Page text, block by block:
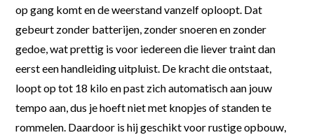
op gang komt en de weerstand vanzelf oploopt. Dat
gebeurt zonder batterijen, zonder snoeren en zonder
gedoe, wat prettig is voor iedereen die liever traint dan
eerst een handleiding uitpluist. De kracht die ontstaat,
loopt op tot 18 kilo en past zich automatisch aan jouw
tempo aan, dus je hoeft niet met knopjes of standen te
rommelen. Daardoor is hij geschikt voor rustige opbouw,